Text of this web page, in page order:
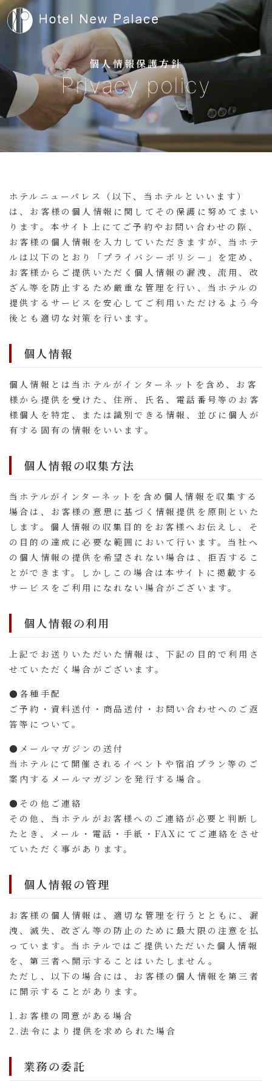
個人情報保護方針
Privacy policy
ホテルニューパレス（以下、当ホテルといいます）
は、お客様の個人情報に関してその保護に努めてまい
ります。本サイト上にてご予約やお問い合わせの際、
お客様の個人情報を入力していただきますが、当ホテ
ルは以下のとおり「プライバシーポリシー」を定め、
お客様からご提供いただく個人情報の漏洩、流用、改
ざん等を防止するため厳重な管理を行い、当ホテルの
提供するサービスを安心してご利用いただけるよう今
後とも適切な対策を行います。
個人情報
個人情報とは当ホテルがインターネットを含め、お客
様から提供を受けた、住所、氏名、電話番号等のお客
様個人を特定、または識別できる情報、並びに個人が
有する固有の情報をいいます。
個人情報の収集方法
当ホテルがインターネットを含め個人情報を収集する
場合は、お客様の意思に基づく情報提供を原則といた
します。個人情報の収集目的をお客様へお伝えし、そ
の目的の達成に必要な範囲において行います。当社へ
の個人情報の提供を希望されない場合は、拒否するこ
とができます。しかしこの場合は本サイトに掲載する
サービスをご利用になれない場合がございます。
個人情報の利用
上記でお送りいただいた情報は、下記の目的で利用さ
せていただく場合がございます。
●各種手配
ご予約・資料送付・商品送付・お問い合わせへのご返
答等について。
●メールマガジンの送付
当ホテルにて開催されるイベントや宿泊プラン等のご
案内するメールマガジンを発行する場合。
●その他ご連絡
その他、当ホテルがお客様へのご連絡が必要と判断し
たとき、メール・電話・手紙・FAXにてご連絡をさせ
ていただく事があります。
個人情報の管理
お客様の個人情報は、適切な管理を行うとともに、漏
洩、滅失、改ざん等の防止のために最大限の注意を払
っています。当ホテルではご提供いただいた個人情報
を、第三者へ開示することはいたしません。
ただし、以下の場合には、お客様の個人情報を第三者
に開示することがあります。
1.お客様の同意がある場合
2.法令により提供を求められた場合
業務の委託